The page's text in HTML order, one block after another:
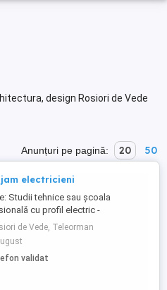
design Rosiori de Vede
Anunțuri pe pagină: 20 50
electricieni
Studii tehnice sau școala
cu profil electric -
Calificare de electrician -
Experiență de minim 2-3 ani în
Autorizație ANRE - constituie un
Responsabilitate, seriozitate,
de Vede, Teleorman
validat